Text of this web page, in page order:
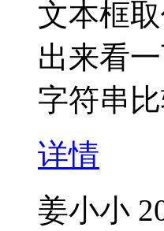
文本框取
出来看
字符串
详情
姜小小